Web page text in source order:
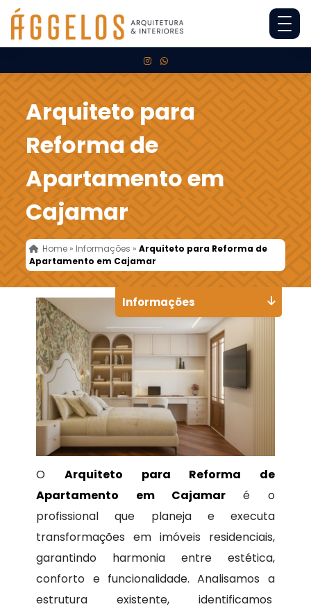
Arquiteto para
Reforma de
Apartamento em
Cajamar
Home » Informações »Arquiteto para Reforma de
Apartamento em Cajamar
O Arquiteto para Reforma de
Apartamento em Cajamar é o
profissional que planeja e executa
transformações em imóveis residenciais,
garantindo harmonia entre estética,
conforto e funcionalidade. Analisamos a
estrutura existente, identificamos
Informações